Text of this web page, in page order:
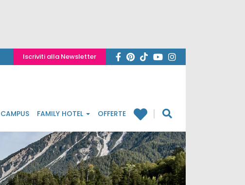
Iscriviti alla Newsletter
CAMPUS FAMILY HOTEL OFFERTE